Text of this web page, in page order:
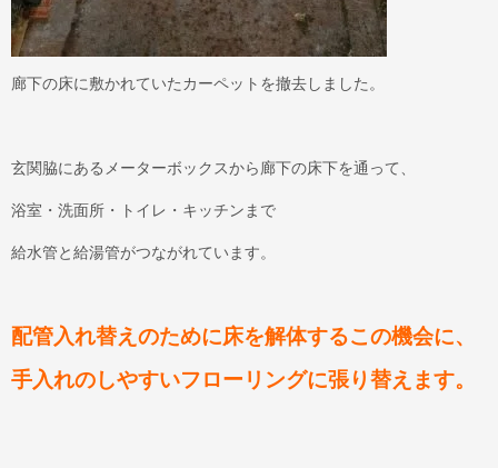
廊下の床に敷かれていたカーペットを撤去しました。
玄関脇にあるメーターボックスから廊下の床下を通って、
浴室・洗面所・トイレ・キッチンまで
給水管と給湯管がつながれています。
配管入れ替えのために床を解体するこの機会に、
手入れのしやすいフローリングに張り替えます。